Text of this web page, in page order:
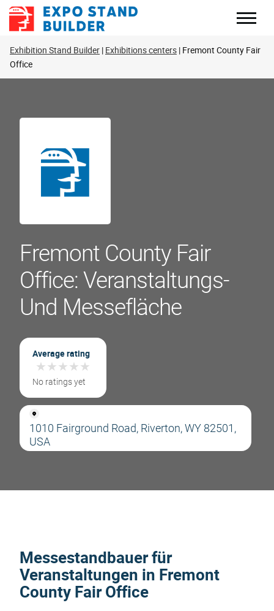
Zum
Inhalt
Exhibition Stand Builder Exhibitions centers Fremont County Fair
Office
Fremont County Fair
Office: Veranstaltungs-
Und Messefläche
Average rating
★★★★★
★★★★★
No ratings yet
1010 Fairground Road, Riverton, WY 82501,
USA
Messestandbauer für
Veranstaltungen in Fremont
County Fair Office